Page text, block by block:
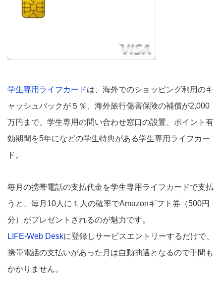
学生専用ライフカードは、海外でのショッピング利用のキ
ャッシュバックが５％、海外旅行傷害保険の補償が2,000
万円まで、学生専用の問い合わせ窓口の設置、ポイント有
効期間を5年になどの学生特典がある学生専用ライフカー
ド。
毎月の携帯電話の支払代金を学生専用ライフカードで支払
うと、毎月10人に１人の確率でAmazonギフト券（500円
分）がプレゼントされるのが魅力です。
LIFE-Web Deskに登録しサービスエントリーするだけで、
携帯電話の支払いがあった月は自動抽選となるので手間も
かかりません。